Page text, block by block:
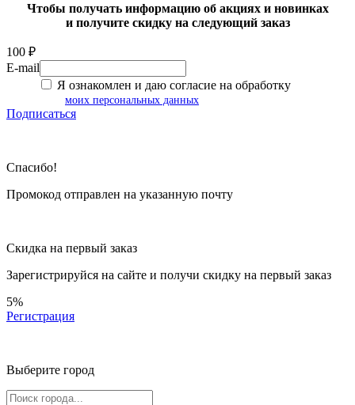
Чтобы получать информацию об акциях и новинках
и получите скидку на следующий заказ
100 ₽
E-mail
Я ознакомлен и даю согласие на обработку
моих персональных данных
Подписаться
Спасибо!
Промокод отправлен на указанную почту
Скидка на первый заказ
Зарегистрируйся на сайте и получи скидку на первый заказ
5%
Регистрация
Выберите город